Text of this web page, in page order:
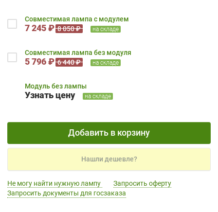
Совместимая лампа с модулем
7 245 ₽ 8 050 ₽ на складе
Совместимая лампа без модуля
5 796 ₽ 6 440 ₽ на складе
Модуль без лампы
Узнать цену на складе
Добавить в корзину
Нашли дешевле?
Не могу найти нужную лампу
Запросить оферту
Запросить документы для госзаказа